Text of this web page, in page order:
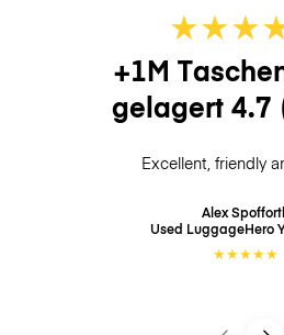
★★★
+1M
gelagert 4.7
Excellent, friendly
Alex
Used LuggageHero
★★★★★